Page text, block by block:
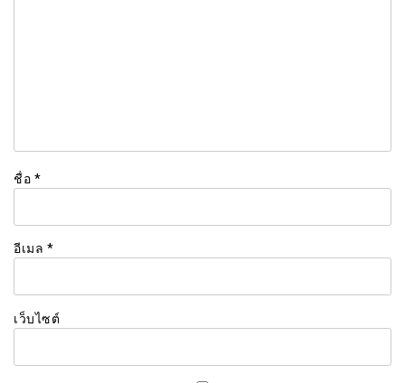
ชื่อ *
อีเมล *
เว็บไซต์